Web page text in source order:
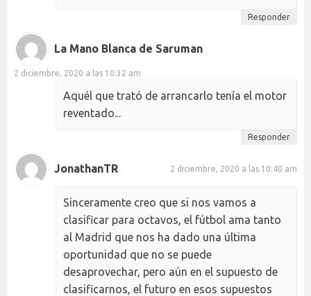
Responder
La Mano Blanca de Saruman
2 diciembre, 2020 a las 10:32 am
Aquél que trató de arrancarlo tenía el motor
reventado...
Responder
JonathanTR 2 diciembre, 2020 a las 10:40 am
Sinceramente creo que si nos vamos a
clasificar para octavos, el fútbol ama tanto
al Madrid que nos ha dado una última
oportunidad que no se puede
desaprovechar, pero aún en el supuesto de
clasificarnos, el futuro en esos supuestos